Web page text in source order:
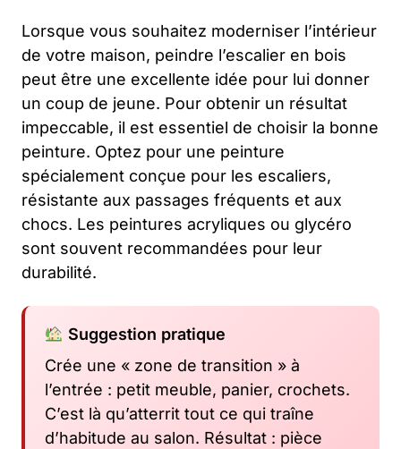
Lorsque vous souhaitez moderniser l’intérieur
de votre maison, peindre l’escalier en bois
peut être une excellente idée pour lui donner
un coup de jeune. Pour obtenir un résultat
impeccable, il est essentiel de choisir la bonne
peinture. Optez pour une peinture
spécialement conçue pour les escaliers,
résistante aux passages fréquents et aux
chocs. Les peintures acryliques ou glycéro
sont souvent recommandées pour leur
durabilité.
Suggestion pratique
Crée une « zone de transition » à
l’entrée : petit meuble, panier, crochets.
C’est là qu’atterrit tout ce qui traîne
d’habitude au salon. Résultat : pièce